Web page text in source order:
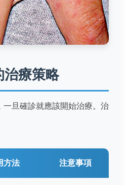
治療策略
一旦確診就應該開始治療。治
方法 注意事項